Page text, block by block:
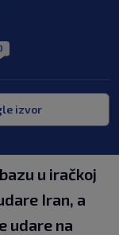
izvor
u iračkoj
Iran, a
udare na